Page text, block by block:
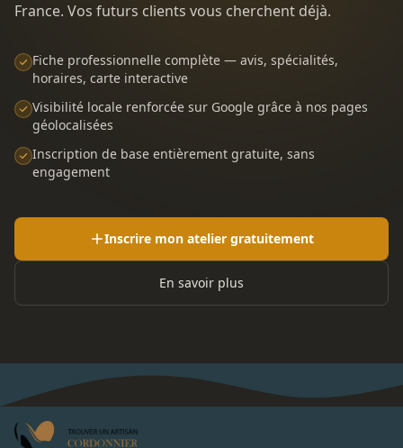
France. Vos futurs clients vous cherchent déjà.
Fiche professionnelle complète — avis, spécialités,
horaires, carte interactive
Visibilité locale renforcée sur Google grâce à nos pages
géolocalisées
Inscription de base entièrement gratuite, sans
engagement
Inscrire mon atelier gratuitement
En savoir plus